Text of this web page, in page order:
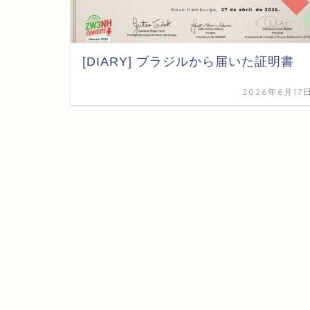
[DIARY] ブラジルから届いた証明書
2026年6月17